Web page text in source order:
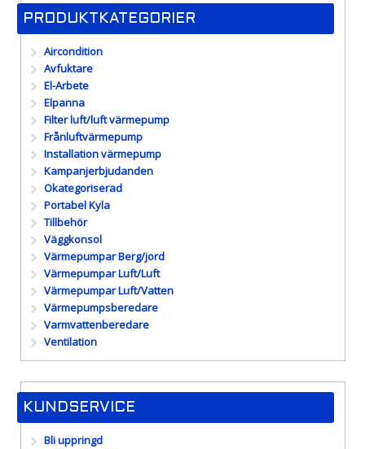
PRODUKTKATEGORIER
Aircondition
Avfuktare
El-Arbete
Elpanna
Filter luft/luft värmepump
Frånluftvärmepump
Installation värmepump
Kampanjerbjudanden
Okategoriserad
Portabel Kyla
Tillbehör
Väggkonsol
Värmepumpar Berg/jord
Värmepumpar Luft/Luft
Värmepumpar Luft/Vatten
Värmepumpsberedare
Varmvattenberedare
Ventilation
KUNDSERVICE
Bli uppringd